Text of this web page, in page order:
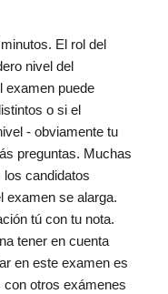
El rol del
nivel del
examen puede
o si el
- obviamente tu
preguntas. Muchas
candidatos
examen se alarga.
tú con tu nota.
tener en cuenta
en este examen es
con otros exámenes